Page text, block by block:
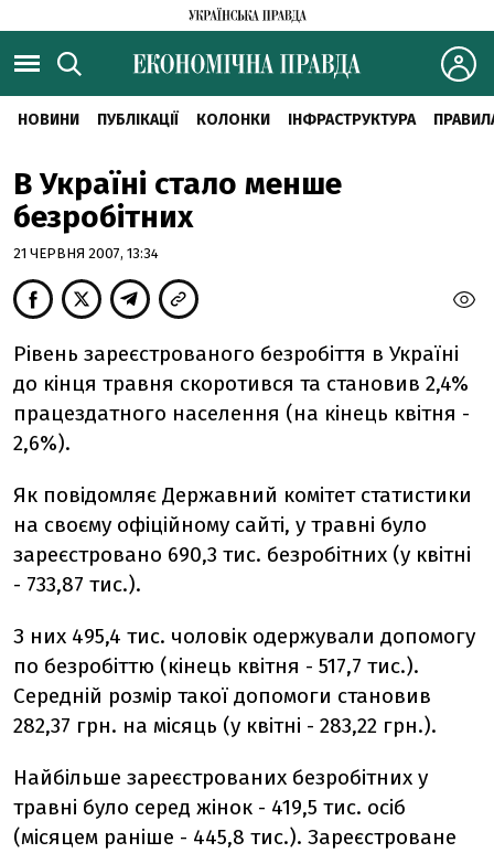
НОВИНИ ПУБЛІКАЦІЇ КОЛОНКИ ІНФРАСТРУКТУРА
В Україні стало менше
безробітних
21 ЧЕРВНЯ 2007, 13:34
Рівень зареєстрованого безробіття в Україні
до кінця травня скоротився та становив 2,4%
працездатного населення (на кінець квітня -
2,6%).
Як повідомляє Державний комітет статистики
на своєму офіційному сайті, у травні було
зареєстровано 690,3 тис. безробітних (у квітні
- 733,87 тис.).
З них 495,4 тис. чоловік одержували допомогу
по безробіттю (кінець квітня - 517,7 тис.).
Середній розмір такої допомоги становив
282,37 грн. на місяць (у квітні - 283,22 грн.).
Найбільше зареєстрованих безробітних у
травні було серед жінок - 419,5 тис. осіб
(місяцем раніше - 445,8 тис.). Зареєстроване